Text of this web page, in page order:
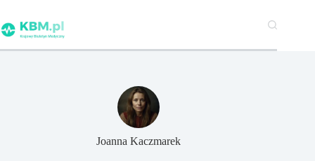
treści
Joanna Kaczmarek